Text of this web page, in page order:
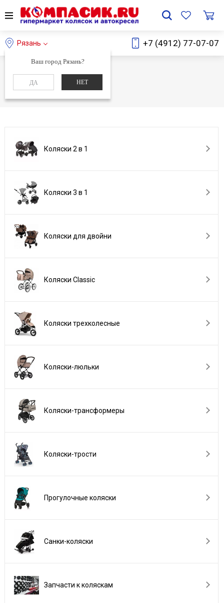
Рязань
Ваш город Рязань?
ДА НЕТ
+7 (4912) 77-07-07
Главная Каталог
Каталог
Коляски 2 в 1
Коляски 3 в 1
Коляски для двойни
Коляски Сlassic
Коляски трехколесные
Коляски-люльки
Коляски-трансформеры
Коляски-трости
Прогулочные коляски
Санки-коляски
Запчасти к коляскам